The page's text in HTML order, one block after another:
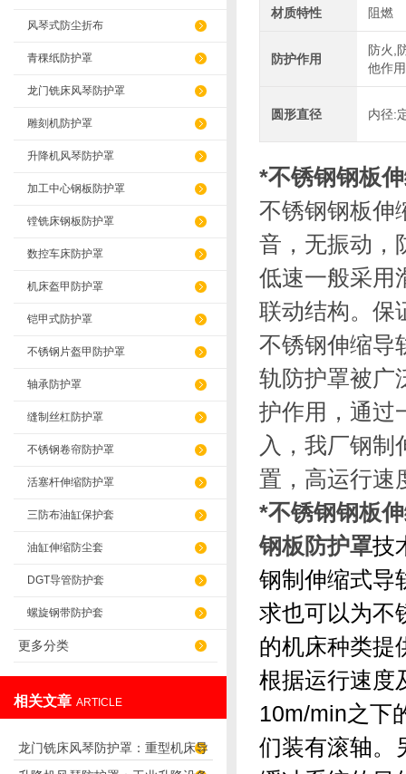
风琴式防尘折布
青稞纸防护罩
龙门铣床风琴防护罩
雕刻机防护罩
升降机风琴防护罩
加工中心钢板防护罩
镗铣床钢板防护罩
数控车床防护罩
机床盔甲防护罩
铠甲式防护罩
不锈钢片盔甲防护罩
轴承防护罩
缝制丝杠防护罩
不锈钢卷帘防护罩
活塞杆伸缩防护罩
三防布油缸保护套
油缸伸缩防尘套
DGT导管防护套
螺旋钢带防护套
更多分类
相关文章 ARTICLE
龙门铣床风琴防护罩：重型机床导
材质特性 阻燃
防护作用
防火,
他作用
圆形直径 内径:
*不锈钢钢板
不锈钢钢板伸
音，无振动，
低速一般采用
联动结构。保
不锈钢伸缩导
轨防护罩被广
护作用，通过
入，我厂钢
置，高运行速
*不锈钢钢板
钢板防护罩技
钢制伸缩式导
求也可以为不
的机床种类提
根据运行速度
10m/min之下
们装有滚轴。